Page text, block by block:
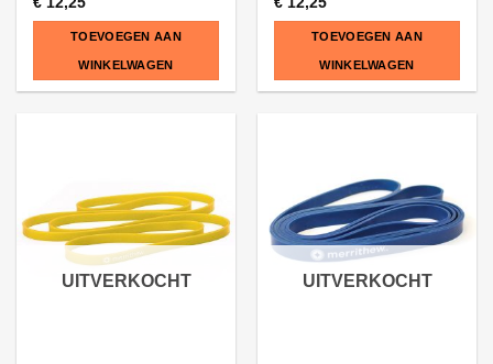
TOEVOEGEN AAN
WINKELWAGEN
TOEVOEGEN AAN
WINKELWAGEN
UITVERKOCHT UITVERKOCHT